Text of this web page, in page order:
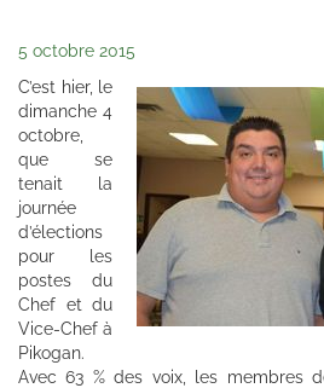
5 octobre 2015
C’est hier, le
dimanche 4
octobre,
que se
tenait la
journée
d’élections
pour les
postes du
Chef et du
Vice-Chef à
Pikogan.
Avec 63 % des voix, les membres